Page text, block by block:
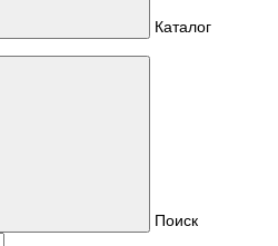
Каталог
Поиск